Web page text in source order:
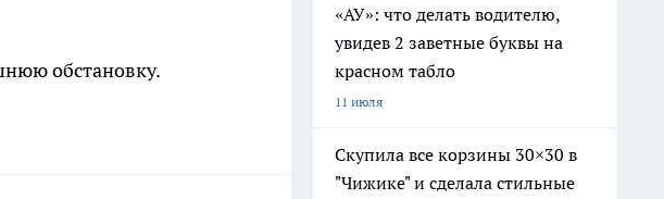
обстановку.
«АУ»: что делать водителю,
увидев 2 заветные буквы на
красном табло
11 июля
Скупила все корзины 30×30 в
"Чижике" и сделала стильные